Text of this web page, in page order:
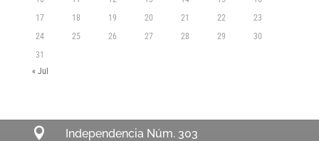
17
18 19 20 21 22
23
24
25 26 27 28 29
30
31
« Jul

Independencia Núm. 303